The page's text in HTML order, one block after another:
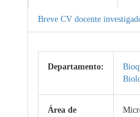
Breve CV docente
Departamento:
Área de